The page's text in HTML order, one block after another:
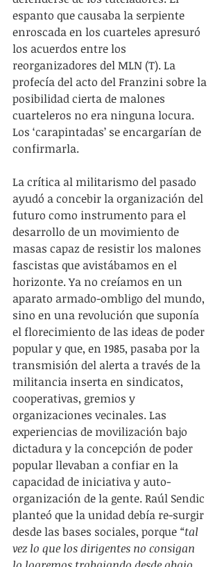
espanto que causaba la serpiente
enroscada en los cuarteles apresuró
los acuerdos entre los
reorganizadores del MLN (T). La
profecía del acto del Franzini sobre la
posibilidad cierta de malones
cuarteleros no era ninguna locura.
Los ‘carapintadas’ se encargarían de
confirmarla.
La crítica al militarismo del pasado
ayudó a concebir la organización del
futuro como instrumento para el
desarrollo de un movimiento de
masas capaz de resistir los malones
fascistas que avistábamos en el
horizonte. Ya no creíamos en un
aparato armado-ombligo del mundo,
sino en una revolución que suponía
el florecimiento de las ideas de poder
popular y que, en 1985, pasaba por la
transmisión del alerta a través de la
militancia inserta en sindicatos,
cooperativas, gremios y
organizaciones vecinales. Las
experiencias de movilización bajo
dictadura y la concepción de poder
popular llevaban a confiar en la
capacidad de iniciativa y auto-
organización de la gente. Raúl Sendic
planteó que la unidad debía re-surgir
desde las bases sociales, porque “tal
vez lo que los dirigentes no consigan